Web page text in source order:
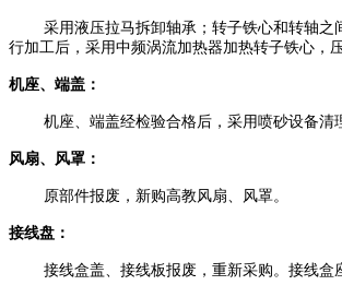
采用液压拉马拆卸轴承；转子铁心和转轴之间
行加工后，采用中频涡流加热器加热转子铁心，
机座、端盖：
机座、端盖经检验合格后，采用喷砂设备清
风扇、风罩：
原部件报废，新购高教风扇、风罩。
接线盘：
接线盒盖、接线板报废，重新采购。接线盒座